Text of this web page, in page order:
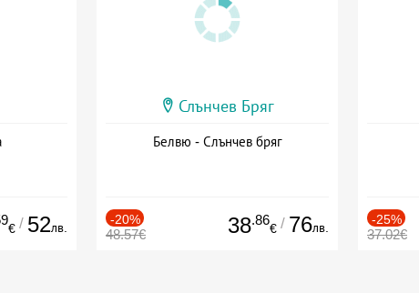
€ / 52лв.
Слънчев Бряг
Белвю - Слънчев бряг
-20%
48.57€ 38.86
€ / 76лв.
-25%
37.02€